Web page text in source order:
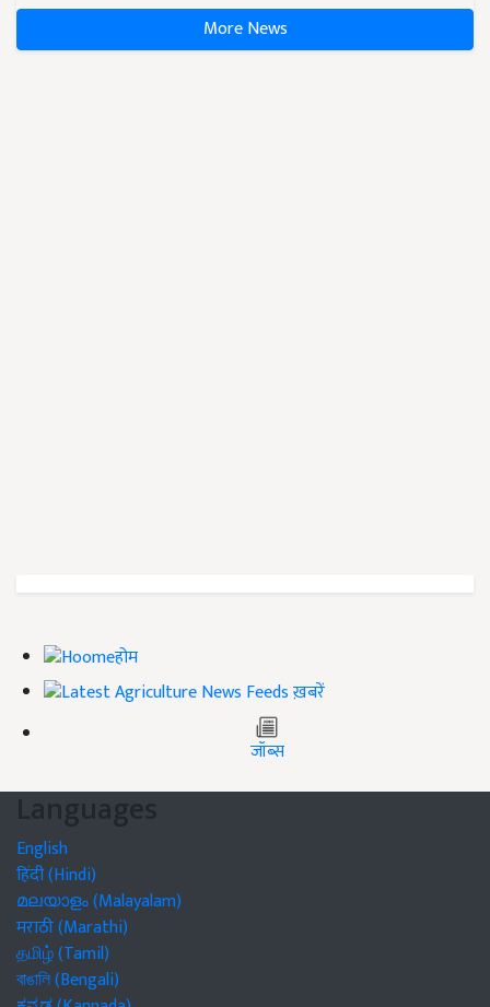
More News
होम
ख़बरें
जॉब्स
Languages
English
हिंदी (Hindi)
മലയാളം (Malayalam)
मराठी (Marathi)
தமிழ் (Tamil)
বাঙালি (Bengali)